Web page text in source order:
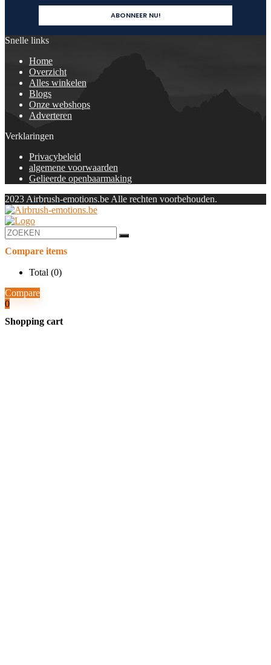
Snelle links
Home
Overzicht
Alles winkelen
Blogs
Onze webshops
Adverteren
Verklaringen
Privacybeleid
algemene voorwaarden
Gelieerde openbaarmaking
2023 Airbrush-emotions.be Alle rechten voorbehouden.
Compare items
Total (0)
Compare
0
Shopping cart